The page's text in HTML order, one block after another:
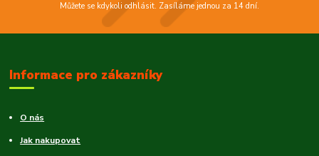
Můžete se kdykoli odhlásit. Zasíláme jednou za 14 dní.
Informace pro zákazníky
O nás
Jak nakupovat